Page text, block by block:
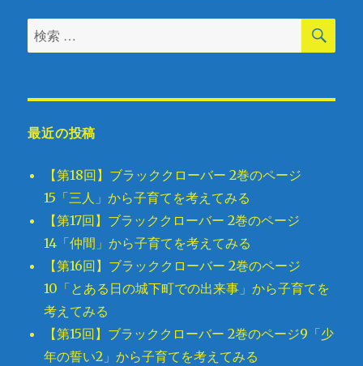
検
索
象:
検
最近の投稿
【第18回】ブラッククローバー 2巻のページ
15「三人」から子育てを考えてみる
【第17回】ブラッククローバー 2巻のページ
14「仲間」から子育てを考えてみる
【第16回】ブラッククローバー 2巻のページ
10「とある日の城下町での出来事」から子育てを
考えてみる
【第15回】ブラッククローバー 2巻のページ9「少
年の誓い2」から子育てを考えてみる